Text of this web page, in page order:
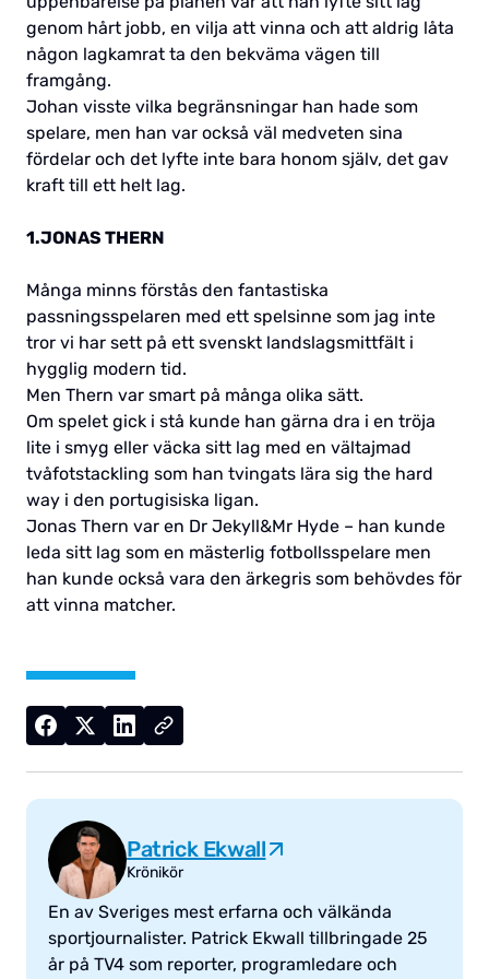
genom hårt jobb, en vilja att vinna och att aldrig låta
någon lagkamrat ta den bekväma vägen till
framgång.
Johan visste vilka begränsningar han hade som
spelare, men han var också väl medveten sina
fördelar och det lyfte inte bara honom själv, det gav
kraft till ett helt lag.
1.JONAS THERN
Många minns förstås den fantastiska
passningsspelaren med ett spelsinne som jag inte
tror vi har sett på ett svenskt landslagsmittfält i
hygglig modern tid.
Men Thern var smart på många olika sätt.
Om spelet gick i stå kunde han gärna dra i en tröja
lite i smyg eller väcka sitt lag med en vältajmad
tvåfotstackling som han tvingats lära sig the hard
way i den portugisiska ligan.
Jonas Thern var en Dr Jekyll&Mr Hyde – han kunde
leda sitt lag som en mästerlig fotbollsspelare men
han kunde också vara den ärkegris som behövdes för
att vinna matcher.
Patrick Ekwall
Krönikör
En av Sveriges mest erfarna och välkända
sportjournalister. Patrick Ekwall tillbringade 25
år på TV4 som reporter, programledare och